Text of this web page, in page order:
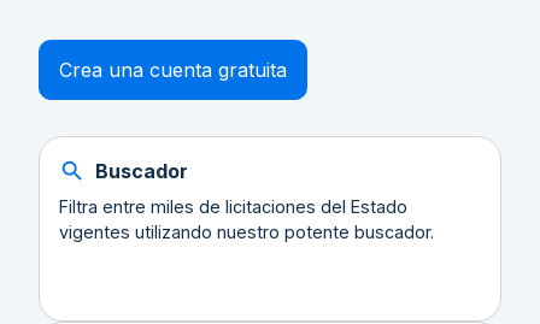
Crea una cuenta gratuita
Buscador
Filtra entre miles de licitaciones del Estado
vigentes utilizando nuestro potente buscador.